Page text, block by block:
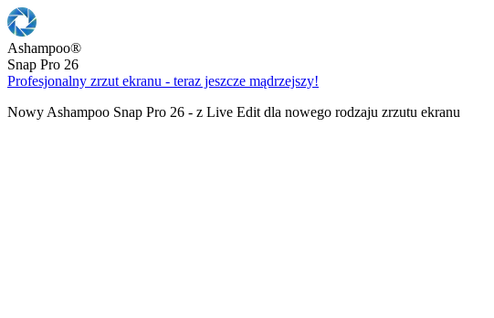
Ashampoo®
Snap Pro 26
Profesjonalny zrzut ekranu - teraz jeszcze mądrzejszy!
Nowy Ashampoo Snap Pro 26 - z Live Edit dla nowego rodzaju zrzutu ekranu